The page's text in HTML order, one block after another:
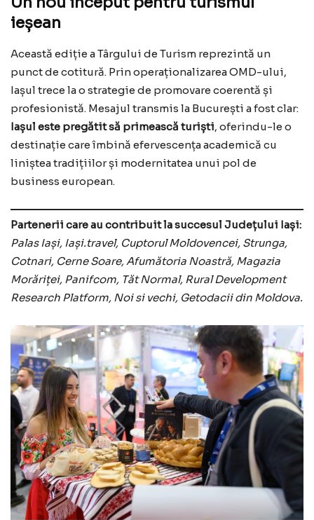
ieșean
Această ediție a Târgului de Turism reprezintă un
punct de cotitură. Prin operaționalizarea OMD-ului,
Iașul trece la o strategie de promovare coerentă și
profesionistă. Mesajul transmis la București a fost clar:
Iașul este pregătit să primească turiști, oferindu-le o
destinație care îmbină efervescența academică cu
liniștea tradițiilor și modernitatea unui pol de
business european.
Partenerii care au contribuit la succesul Județului Iași:
Palas Iași, Iași.travel, Cuptorul Moldovencei, Strunga,
Cotnari, Cerne Soare, Afumătoria Noastră, Magazia
Morăriței, Panifcom, Tăt Normal, Rural Development
Research Platform, Noi si vechi, Getodacii din Moldova.